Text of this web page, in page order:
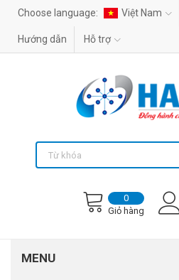
Choose language: Việt Nam
Hướng dẫn Hỗ trợ
0
Giỏ hàng